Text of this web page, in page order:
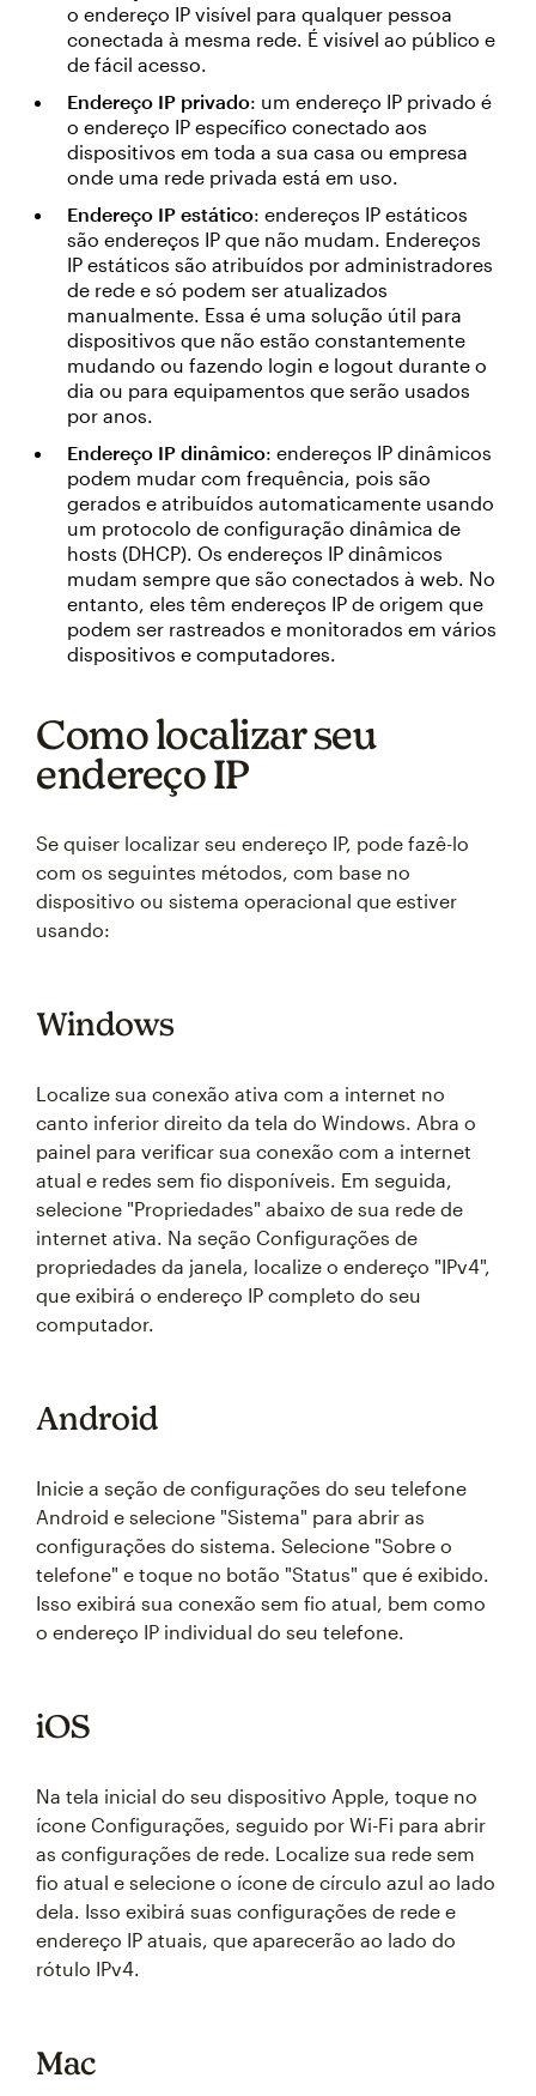
o endereço IP visível para qualquer pessoa
conectada à mesma rede. É visível ao público e
de fácil acesso.
Endereço IP privado: um endereço IP privado é
o endereço IP específico conectado aos
dispositivos em toda a sua casa ou empresa
onde uma rede privada está em uso.
Endereço IP estático: endereços IP estáticos
são endereços IP que não mudam. Endereços
IP estáticos são atribuídos por administradores
de rede e só podem ser atualizados
manualmente. Essa é uma solução útil para
dispositivos que não estão constantemente
mudando ou fazendo login e logout durante o
dia ou para equipamentos que serão usados
por anos.
Endereço IP dinâmico: endereços IP dinâmicos
podem mudar com frequência, pois são
gerados e atribuídos automaticamente usando
um protocolo de configuração dinâmica de
hosts (DHCP). Os endereços IP dinâmicos
mudam sempre que são conectados à web. No
entanto, eles têm endereços IP de origem que
podem ser rastreados e monitorados em vários
dispositivos e computadores.
Como localizar seu
endereço IP
Se quiser localizar seu endereço IP, pode fazê-lo
com os seguintes métodos, com base no
dispositivo ou sistema operacional que estiver
usando:
Windows
Localize sua conexão ativa com a internet no
canto inferior direito da tela do Windows. Abra o
painel para verificar sua conexão com a internet
atual e redes sem fio disponíveis. Em seguida,
selecione "Propriedades" abaixo de sua rede de
internet ativa. Na seção Configurações de
propriedades da janela, localize o endereço "IPv4",
que exibirá o endereço IP completo do seu
computador.
Android
Inicie a seção de configurações do seu telefone
Android e selecione "Sistema" para abrir as
configurações do sistema. Selecione "Sobre o
telefone" e toque no botão "Status" que é exibido.
Isso exibirá sua conexão sem fio atual, bem como
o endereço IP individual do seu telefone.
iOS
Na tela inicial do seu dispositivo Apple, toque no
ícone Configurações, seguido por Wi-Fi para abrir
as configurações de rede. Localize sua rede sem
fio atual e selecione o ícone de círculo azul ao lado
dela. Isso exibirá suas configurações de rede e
endereço IP atuais, que aparecerão ao lado do
rótulo IPv4.
Mac